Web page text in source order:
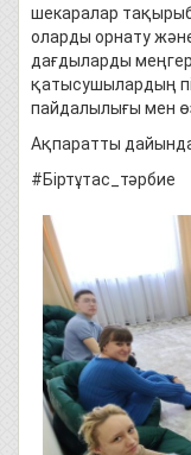
шекаралар
оларды орнату
дағдыларды
қатысушылардың
пайдалылығы мен
Ақпаратты
#Біртұтас_тәрбие